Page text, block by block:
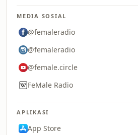
MEDIA SOSIAL
@femaleradio
@femaleradio
@female.circle
FeMale Radio
APLIKASI
App Store